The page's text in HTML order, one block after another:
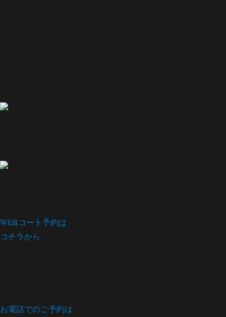
WEBコート予約は
コチラから
お電話でのご予約は